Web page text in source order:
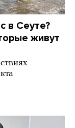
в Сеуте?
живут